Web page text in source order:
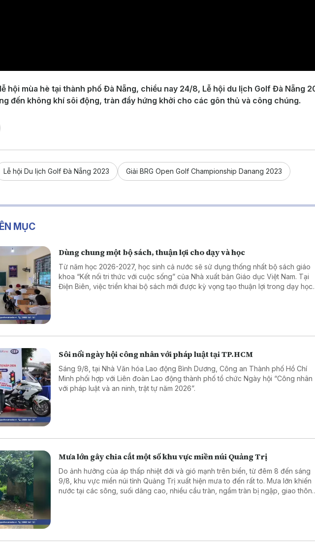
hội mùa hè tại thành phố Đà Nẵng, chiều nay 24/8, Lễ hội du lịch Golf Đà Nẵng
đến không khí sôi động, tràn đầy hứng khởi cho các gôn thủ và công chúng.
Lễ hội Du lịch Golf Đà Nẵng 2023 Giải BRG Open Golf Championship Danang 2023
MỤC
Dùng chung một bộ sách, thuận lợi cho dạy và học
Từ năm học 2026-2027, học sinh cả nước sẽ sử dụng thống nhất bộ sách giáo
khoa “Kết nối tri thức với cuộc sống” của Nhà xuất bản Giáo dục Việt Nam. Tại
Điện Biên, việc triển khai bộ sách mới được kỳ vọng tạo thuận lợi trong dạy học,
Sôi nổi ngày hội công nhân với pháp luật tại TP.HCM
Sáng 9/8, tại Nhà Văn hóa Lao động Bình Dương, Công an Thành phố Hồ Chí
Minh phối hợp với Liên đoàn Lao động thành phố tổ chức Ngày hội “Công nhân
với pháp luật và an ninh, trật tự năm 2026”.
Mưa lớn gây chia cắt một số khu vực miền núi Quảng Trị
Do ảnh hưởng của áp thấp nhiệt đới và gió mạnh trên biển, từ đêm 8 đến sáng
9/8, khu vực miền núi tỉnh Quảng Trị xuất hiện mưa to đến rất to. Mưa lớn khiến
nước tại các sông, suối dâng cao, nhiều cầu tràn, ngầm tràn bị ngập, giao